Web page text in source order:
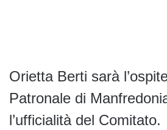
Orietta Berti sarà
Patronale di
l’ufficialità del Comitato.